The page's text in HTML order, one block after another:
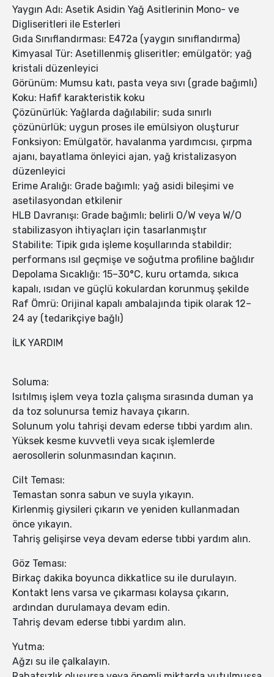
Yaygın Adı: Asetik Asidin Yağ Asitlerinin Mono- ve
Digliseritleri ile Esterleri
Gıda Sınıflandırması: E472a (yaygın sınıflandırma)
Kimyasal Tür: Asetillenmiş gliseritler; emülgatör; yağ
kristali düzenleyici
Görünüm: Mumsu katı, pasta veya sıvı (grade bağımlı)
Koku: Hafif karakteristik koku
Çözünürlük: Yağlarda dağılabilir; suda sınırlı
çözünürlük; uygun proses ile emülsiyon oluşturur
Fonksiyon: Emülgatör, havalanma yardımcısı, çırpma
ajanı, bayatlama önleyici ajan, yağ kristalizasyon
düzenleyici
Erime Aralığı: Grade bağımlı; yağ asidi bileşimi ve
asetilasyondan etkilenir
HLB Davranışı: Grade bağımlı; belirli O/W veya W/O
stabilizasyon ihtiyaçları için tasarlanmıştır
Stabilite: Tipik gıda işleme koşullarında stabildir;
performans ısıl geçmişe ve soğutma profiline bağlıdır
Depolama Sıcaklığı: 15–30°C, kuru ortamda, sıkıca
kapalı, ısıdan ve güçlü kokulardan korunmuş şekilde
Raf Ömrü: Orijinal kapalı ambalajında tipik olarak 12–
24 ay (tedarikçiye bağlı)
İLK YARDIM
Soluma:
Isıtılmış işlem veya tozla çalışma sırasında duman ya
da toz solunursa temiz havaya çıkarın.
Solunum yolu tahrişi devam ederse tıbbi yardım alın.
Yüksek kesme kuvvetli veya sıcak işlemlerde
aerosollerin solunmasından kaçının.
Cilt Teması:
Temastan sonra sabun ve suyla yıkayın.
Kirlenmiş giysileri çıkarın ve yeniden kullanmadan
önce yıkayın.
Tahriş gelişirse veya devam ederse tıbbi yardım alın.
Göz Teması:
Birkaç dakika boyunca dikkatlice su ile durulayın.
Kontakt lens varsa ve çıkarması kolaysa çıkarın,
ardından durulamaya devam edin.
Tahriş devam ederse tıbbi yardım alın.
Yutma:
Ağzı su ile çalkalayın.